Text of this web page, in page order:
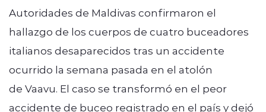
Autoridades de Maldivas confirmaron el
hallazgo de los cuerpos de cuatro buceadores
italianos desaparecidos tras un accidente
ocurrido la semana pasada en el atolón
de Vaavu. El caso se transformó en el peor
accidente de buceo registrado en el país y dejó